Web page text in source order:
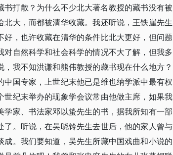
打散？为什么不少北大著名教授的藏书没有被
大，而都被清华收藏。我还听说，王铁崖先生
，也许收藏在清华的条件比北大更好，但问题
自然科学和社会科学的情况不大了解，但我多
我不知洪谦和熊伟教授的藏书现在什么地方？
国专家，上世纪末他已是维也纳学派中最有权
纪末举办的现象学会议常由他做主席，如果我
家、书法家邓以蛰先生的书，据我所知有一部
。听说，在吴晓铃先生去世后，他的家人曾与
。我们要知道，吴先生所藏中国戏曲和小说的